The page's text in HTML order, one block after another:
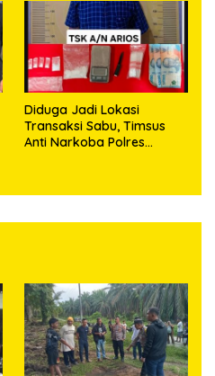
Sabu, Hingga Beragam
Senjata Disita
Diduga Jadi Lokasi
Transaksi Sabu, Timsus
Anti Narkoba Polres